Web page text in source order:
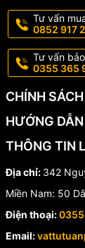
Tư vấn
0852 917
Tư vấn
0355 365
CHÍNH SÁCH
HƯỚNG DẪN
THÔNG TIN
Địa chỉ: 342
Miền Nam: 50
Điện thoại:
Email: